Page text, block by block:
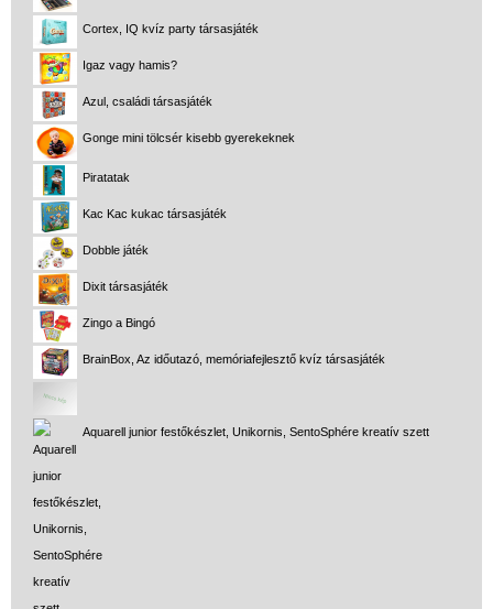
Cortex, IQ kvíz party társasjáték
Igaz vagy hamis?
Azul, családi társasjáték
Gonge mini tölcsér kisebb gyerekeknek
Piratatak
Kac Kac kukac társasjáték
Dobble játék
Dixit társasjáték
Zingo a Bingó
BrainBox, Az időutazó, memóriafejlesztő kvíz társasjáték
Aquarell junior festőkészlet, Unikornis, SentoSphére kreatív szett